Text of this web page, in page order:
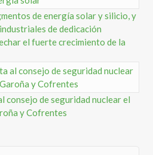
de energía solar y silicio, y
de dedicación
el fuerte crecimiento de la
consejo de seguridad nuclear el
y Cofrentes